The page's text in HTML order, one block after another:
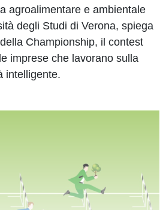
agroalimentare e ambientale
degli Studi di Verona, spiega
Championship, il contest
imprese che lavorano sulla
intelligente.